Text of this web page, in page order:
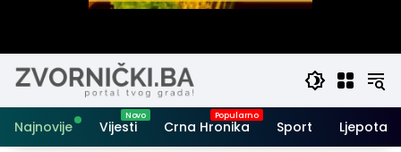
Najnovije Vijesti Crna Hronika Sport Ljepota i